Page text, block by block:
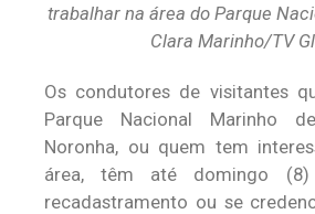
trabalhar na área do Parque
Clara Marinho/TV
Os condutores de visitantes
Parque Nacional Marinho
Noronha, ou quem tem
área, têm até domingo
recadastramento ou se